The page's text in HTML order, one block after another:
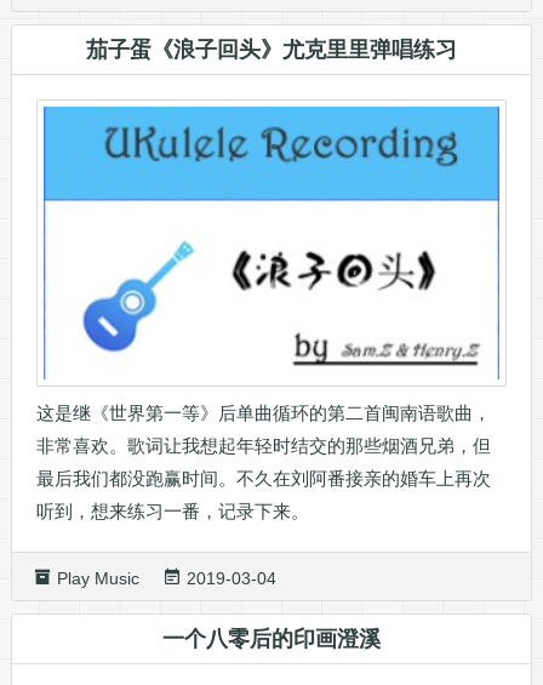
茄子蛋《浪子回头》尤克里里弹唱练习
这是继《世界第一等》后单曲循环的第二首闽南语歌曲，
非常喜欢。歌词让我想起年轻时结交的那些烟酒兄弟，但
最后我们都没跑赢时间。不久在刘阿番接亲的婚车上再次
听到，想来练习一番，记录下来。
Play Music 2019-03-04
一个八零后的印画澄溪